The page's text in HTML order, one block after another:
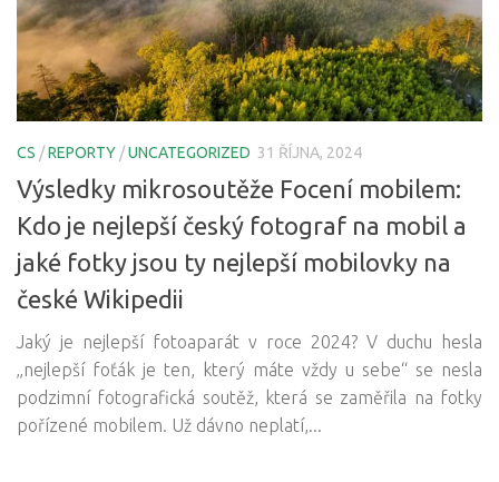
CS /REPORTY /UNCATEGORIZED 31 ŘÍJNA, 2024
Výsledky mikrosoutěže Focení mobilem:
Kdo je nejlepší český fotograf na mobil a
jaké fotky jsou ty nejlepší mobilovky na
české Wikipedii
Jaký je nejlepší fotoaparát v roce 2024? V duchu hesla
„nejlepší foťák je ten, který máte vždy u sebe“ se nesla
podzimní fotografická soutěž, která se zaměřila na fotky
pořízené mobilem. Už dávno neplatí,...